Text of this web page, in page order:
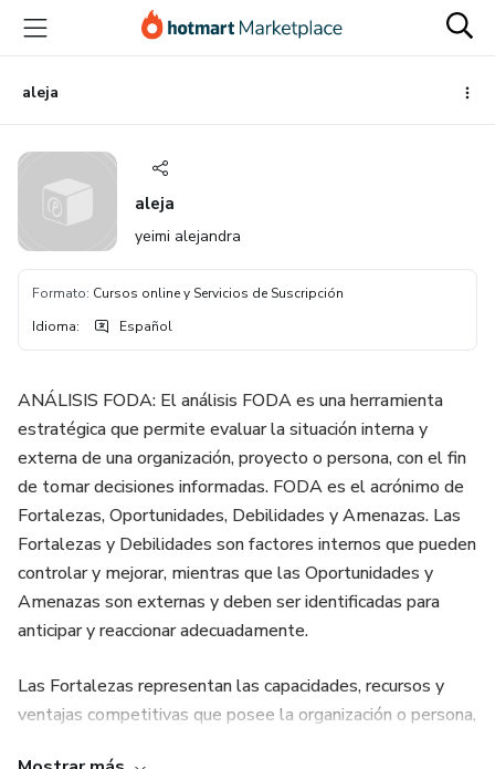
principal
página
de
página
aleja
aleja
yeimi alejandra
Formato: Cursos online y Servicios de Suscripción
Idioma: Español
ANÁLISIS FODA: El análisis FODA es una herramienta
estratégica que permite evaluar la situación interna y
externa de una organización, proyecto o persona, con el fin
de tomar decisiones informadas. FODA es el acrónimo de
Fortalezas, Oportunidades, Debilidades y Amenazas. Las
Fortalezas y Debilidades son factores internos que pueden
controlar y mejorar, mientras que las Oportunidades y
Amenazas son externas y deben ser identificadas para
anticipar y reaccionar adecuadamente.
Las Fortalezas representan las capacidades, recursos y
ventajas competitivas que posee la organización o persona,